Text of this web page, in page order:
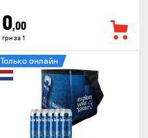
0,00
грн за 1
Только онлайн